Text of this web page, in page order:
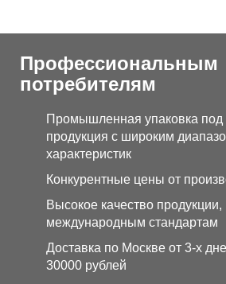
Профессиональным
потребителям
Промышленная упаковка
продукция с широким
характеристик
Конкурентные цены от
Высокое качество
международным стандартам
Доставка по Москве от 3-х
30000 рублей